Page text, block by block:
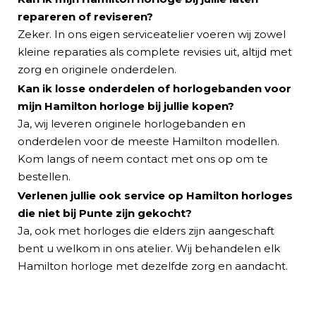
repareren of reviseren?
Zeker. In ons eigen serviceatelier voeren wij zowel
kleine reparaties als complete revisies uit, altijd met
zorg en originele onderdelen.
Kan ik losse onderdelen of horlogebanden voor
mijn Hamilton horloge bij jullie kopen?
Ja, wij leveren originele horlogebanden en
onderdelen voor de meeste Hamilton modellen.
Kom langs of neem contact met ons op om te
bestellen.
Verlenen jullie ook service op Hamilton horloges
die niet bij Punte zijn gekocht?
Ja, ook met horloges die elders zijn aangeschaft
bent u welkom in ons atelier. Wij behandelen elk
Hamilton horloge met dezelfde zorg en aandacht.